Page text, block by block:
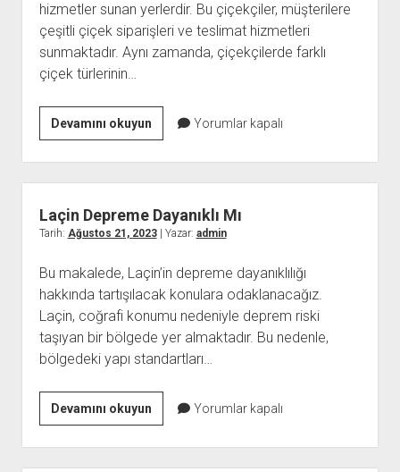
hizmetler sunan yerlerdir. Bu çiçekçiler, müşterilere
çeşitli çiçek siparişleri ve teslimat hizmetleri
sunmaktadır. Aynı zamanda, çiçekçilerde farklı
çiçek türlerinin…
Devamını okuyunKırklareli
Demirköy
Çiçekçi
Yorumlar kapalı
Laçin Depreme Dayanıklı Mı
Tarih: Ağustos 21, 2023| Yazar: admin
Bu makalede, Laçin’in depreme dayanıklılığı
hakkında tartışılacak konulara odaklanacağız.
Laçin, coğrafi konumu nedeniyle deprem riski
taşıyan bir bölgede yer almaktadır. Bu nedenle,
bölgedeki yapı standartları…
Devamını okuyunLaçin
Depreme
Dayanıklı
Yorumlar kapalı